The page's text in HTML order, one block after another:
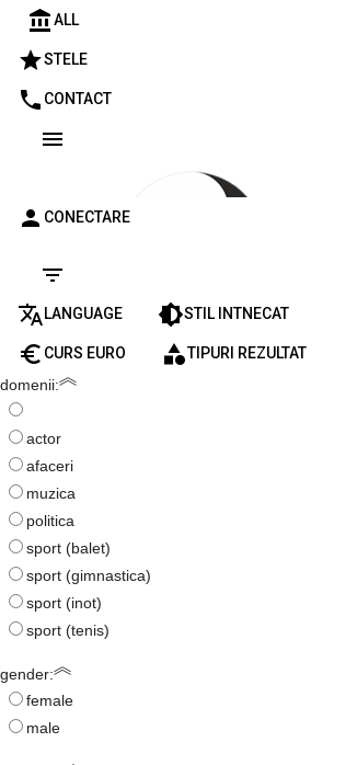
account_balanceALL
starSTELE
phone CONTACT
menu
person CONECTARE
filter_list
translate LANGUAGE brightness_mediumSTIL INTNECAT
euro_symbol CURS EURO categoryTIPURI REZULTAT
domenii:
actor
afaceri
muzica
politica
sport (balet)
sport (gimnastica)
sport (inot)
sport (tenis)
gender:
female
male